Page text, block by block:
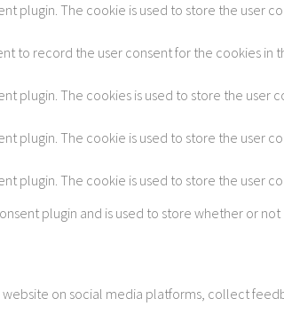
plugin. The cookie is used to store the user
to record the user consent for the cookies in
plugin. The cookies is used to store the
plugin. The cookie is used to store the user
plugin. The cookie is used to store the user
plugin and is used to store whether or
on social media platforms, collect